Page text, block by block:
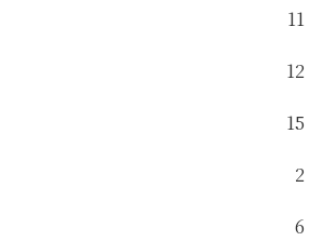
11
12
15
2
6